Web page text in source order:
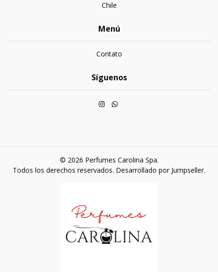
Chile
Menú
Contato
Síguenos
© 2026 Perfumes Carolina Spa.
Todos los derechos reservados. Desarrollado por Jumpseller.